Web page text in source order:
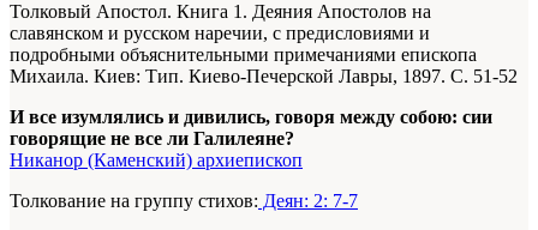
Толковый Апостол. Книга 1. Деяния Апостолов на
славянском и русском наречии, с предисловиями и
подробными объяснительными примечаниями епископа
Михаила. Киев: Тип. Киево-Печерской Лавры, 1897. С. 51-52
И все изумлялись и дивились, говоря между собою: сии
говорящие не все ли Галилеяне?
Никанор (Каменский) архиепископ
Толкование на группу стихов: Деян: 2: 7-7